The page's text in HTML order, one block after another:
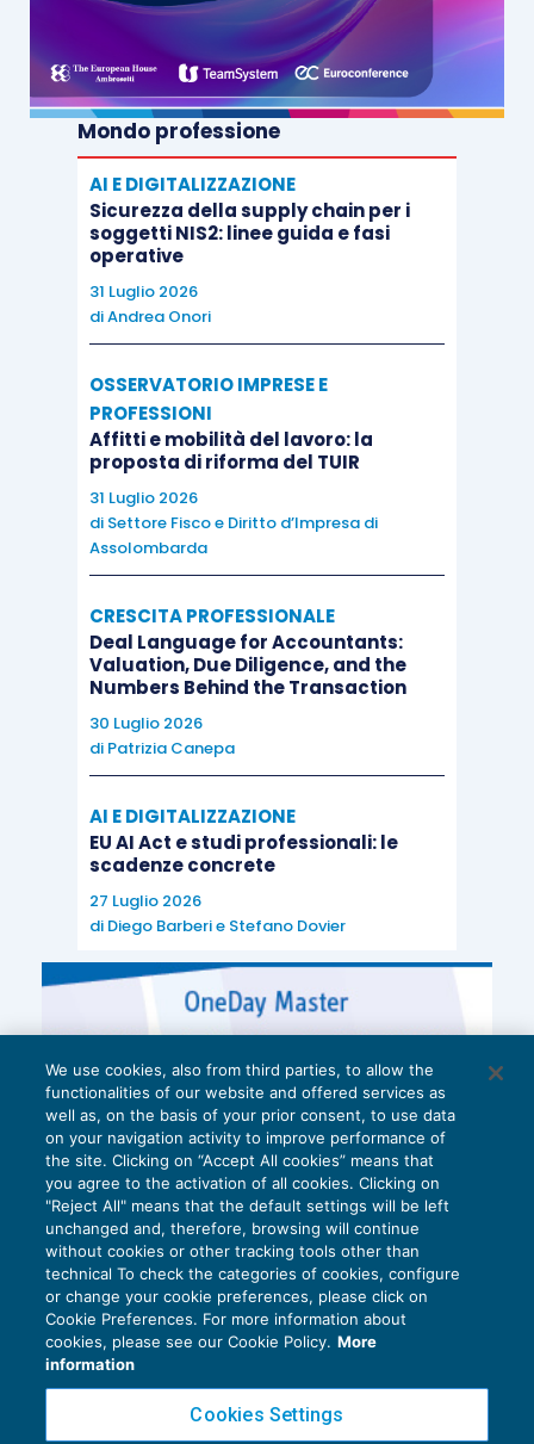
concordato preventivo, anche in presenza di
transazione fiscale, tenendo conto anche delle
pronunce della Corte di Giustizia dell’Unione
europea.
Mondo professione
AI E DIGITALIZZAZIONE
Sicurezza della supply chain per i
soggetti NIS2: linee guida e fasi
operative
31 Luglio 2026
diAndrea Onori
OSSERVATORIO IMPRESE E
PROFESSIONI
Affitti e mobilità del lavoro: la
proposta di riforma del TUIR
31 Luglio 2026
di Settore Fisco e Diritto d’Impresa di
Assolombarda
CRESCITA PROFESSIONALE
Deal Language for Accountants:
Valuation, Due Diligence, and the
Numbers Behind the Transaction
30 Luglio 2026
di Patrizia Canepa
AI E DIGITALIZZAZIONE
EU AI Act e studi professionali: le
scadenze concrete
27 Luglio 2026
di Diego Barberie Stefano Dovier
Privacy Policy
Cookie Policy
We use cookies, also from third parties, to allow the
functionalities of our website and offered services as
well as, on the basis of your prior consent, to use data
on your navigation activity to improve performance of
the site. Clicking on “Accept All cookies” means that
you agree to the activation of all cookies. Clicking on
"Reject All" means that the default settings will be left
unchanged and, therefore, browsing will continue
without cookies or other tracking tools other than
technical To check the categories of cookies, configure
or change your cookie preferences, please click on
Cookie Preferences. For more information about
cookies, please see our Cookie Policy. More
information
Cookies Settings